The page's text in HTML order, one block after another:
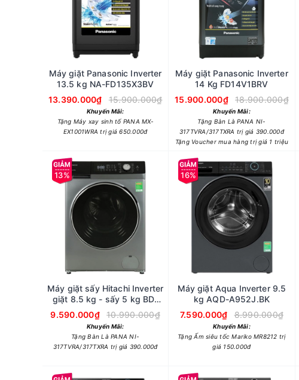
Máy giặt Panasonic Inverter
13.5 kg NA-FD135X3BV
13.390.000₫
15.900.000₫
Khuyến Mãi:
Tặng Máy xay sinh tố PANA MX-
EX1001WRA trị giá 650.000đ
Máy giặt Panasonic Inverter
14 Kg FD14V1BRV
15.900.000₫
18.900.000₫
Khuyến Mãi:
Tặng Bàn Là PANA NI-
317TVRA/317TXRA trị giá 390.000đ
Tặng Voucher mua hàng trị giá 1 triệu
13%
Máy giặt sấy Hitachi Inverter
giặt 8.5 kg - sấy 5 kg BD-
D852HVOS
9.590.000₫ 10.990.000₫
Khuyến Mãi:
Tặng Bàn Là PANA NI-
317TVRA/317TXRA trị giá 390.000đ
16%
Máy giặt Aqua Inverter 9.5
kg AQD-A952J.BK
7.590.000₫
8.990.000₫
Khuyến Mãi:
Tặng Ấm siêu tốc Mariko MR8212 trị
giá 150.000đ